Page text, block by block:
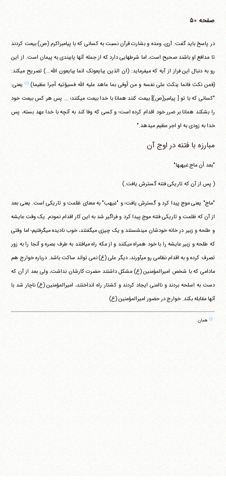
صفحه ۵۰
در پاسخ باید گفت: آری، وعده و بشارت قرآن نسبت به کسانی که با پیامبراکرم (ص) بیعت کردند
تا مدافع او باشند صحیح است، اما شرطهایی دارد که از جمله آنها پایبندی به پیمان است. از این
رو به دنبال این فراز از آیه که می‎فرماید:
(ان الذین یبایعونک انما یبایعون الله...) تصریح می‎کند:
(فمن نکث فانما ینکث علی نفسه و من أوفی بما عاهد علیه الله فسیؤتیه أجرا عظیما) (۱) یعنی:
"کسانی که با تو [ پیامبر(ص)] بیعت کنند همانا با خدا بیعت می‎کنند؛ ... پس هر کس بیعت خود
را بشکند همانا بر ضرر خود اقدام کرده است؛ و کسی که وفا کند به آنچه با خدا عهد بسته، پس
خدا به زودی به او اجر عظیم می‎دهد."
مبارزه با فتنه در اوج آن
"بعد أن ماج غیهبها"
( پس از آن که تاریکی فتنه گسترش یافت.)
"ماج" یعنی موج پیدا کرد و گسترش یافت؛ و "غیهب" به معنای ظلمت و تاریکی است. یعنی بعد
از آن که ظلمت و تاریکی فتنه موج پیدا کرد و فراگیر شد به این کار اقدام نمودم. یک وقت عایشه
و طلحه و زبیر در خانه خودشان می‎نشستند و یک چیزی می‎گفتند، خوب نادیده می‎گرفتیم؛ اما وقتی
که طلحه و زبیر عایشه را با خود همراه می‎کنند و از مکه راه می‎افتند به طرف بصره و آنجا را به زور
تصرف کرده و به اقدام نظامی رو می‎آورند، دیگر علی (ع) نمی تواند ساکت باشد. درباره خوارج هم
مادامی که با شخص امیرالمؤمنین (ع) مشکل داشتند حضرت کارشان نداشت، ولی بعد از آن که
دست به اسلحه بردند و ناامنی ایجاد کردند و کشتار راه انداختند، امیرالمؤمنین (ع) ناچار شد با
آنها مقابله بکند. خوارج در حضور امیرالمؤمنین (ع)
(۱) همان.